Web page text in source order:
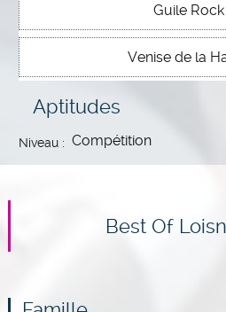
Guile
Venise de la
Aptitudes
Niveau : Compétition
Best Of